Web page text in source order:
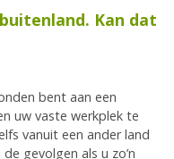
Kan dat
bent aan een
uw vaste werkplek te
vanuit een ander land
gevolgen als u zo’n